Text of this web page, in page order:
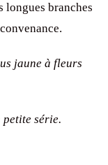
longues branches
jaune à fleurs
série.